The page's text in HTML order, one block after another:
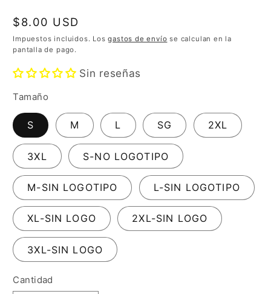
Precio
habitual
$8.00 USD
Impuestos incluidos. Losgastos de envío se calculan en la
pantalla de pago.
Sin reseñas
Tamaño
S M L SG 2XL
3XL S-NO LOGOTIPO
M-SIN LOGOTIPO L-SIN LOGOTIPO
XL-SIN LOGO 2XL-SIN LOGO
3XL-SIN LOGO
Cantidad